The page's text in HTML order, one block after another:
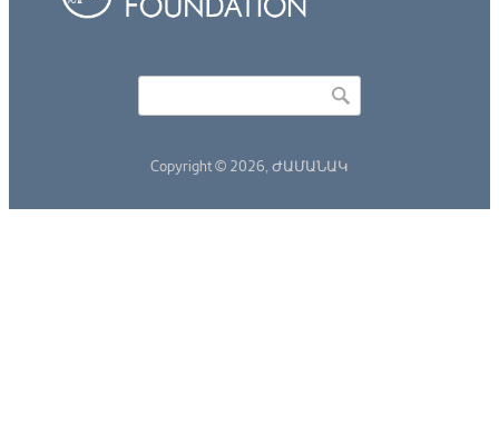
Copyright © 2026, ԺԱՄԱՆԱԿ